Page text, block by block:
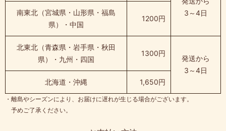
3～4日
南東北（宮城県・山形県・福島
県）・中国
1200円
北東北（青森県・岩手県・秋田
県）・九州・四国
1300円
発送から
3～4日
北海道・沖縄
1,650円
・離島やシーズンにより、お届けに遅れが生じる場合がございます。
予めご了承ください。